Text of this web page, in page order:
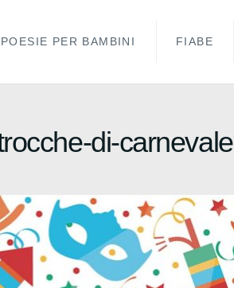
POESIE PER BAMBINI FIABE
di-carnevale